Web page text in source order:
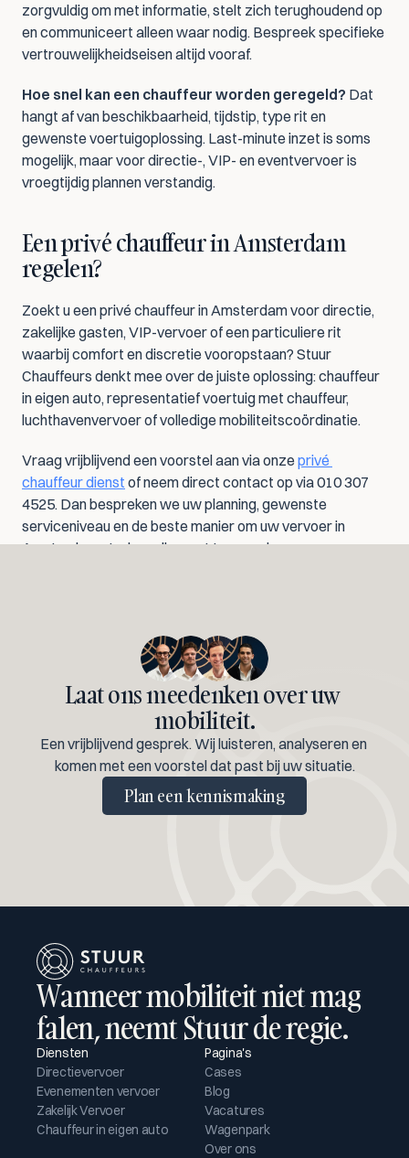
zorgvuldig om met informatie, stelt zich terughoudend op
en communiceert alleen waar nodig. Bespreek specifieke
vertrouwelijkheidseisen altijd vooraf.
Hoe snel kan een chauffeur worden geregeld? Dat
hangt af van beschikbaarheid, tijdstip, type rit en
gewenste voertuigoplossing. Last-minute inzet is soms
mogelijk, maar voor directie-, VIP- en eventvervoer is
vroegtijdig plannen verstandig.
Een privé chauffeur in Amsterdam
regelen?
Zoekt u een privé chauffeur in Amsterdam voor directie,
zakelijke gasten, VIP-vervoer of een particuliere rit
waarbij comfort en discretie vooropstaan? Stuur
Chauffeurs denkt mee over de juiste oplossing: chauffeur
in eigen auto, representatief voertuig met chauffeur,
luchthavenvervoer of volledige mobiliteitscoördinatie.
Vraag vrijblijvend een voorstel aan via onze privé
chauffeur dienst of neem direct contact op via 010 307
4525. Dan bespreken we uw planning, gewenste
serviceniveau en de beste manier om uw vervoer in
Amsterdam strak en discreet te organiseren.
Laat ons meedenken over uw
mobiliteit.
Een vrijblijvend gesprek. Wij luisteren, analyseren en
komen met een voorstel dat past bij uw situatie.
Plan een kennismaking
Wanneer mobiliteit niet mag
falen, neemt Stuur de regie.
Diensten
Directievervoer
Evenementen vervoer
Zakelijk Vervoer
Chauffeur in eigen auto
Pagina's
Cases
Blog
Vacatures
Wagenpark
Over ons